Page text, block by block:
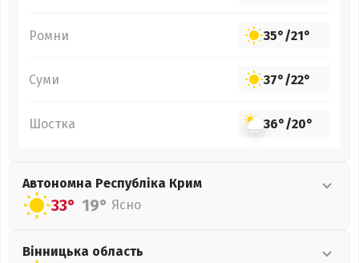
Ромни 35°/21°
Суми 37°/22°
Шостка 36°/20°
Автономна Республіка Крим
33° 19° Ясно
Вінницька область